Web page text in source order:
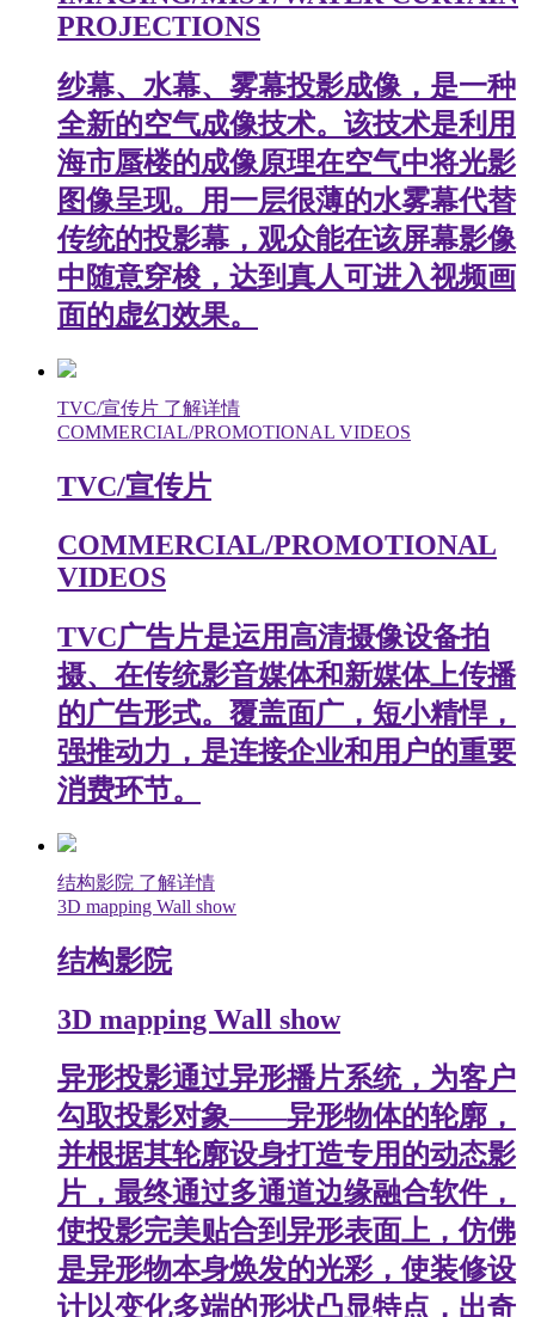
PROJECTIONS
纱幕、水幕、雾幕投影成像，是一种
全新的空气成像技术。该技术是利用
海市蜃楼的成像原理在空气中将光影
图像呈现。用一层很薄的水雾幕代替
传统的投影幕，观众能在该屏幕影像
中随意穿梭，达到真人可进入视频画
面的虚幻效果。
TVC/宣传片 了解详情
COMMERCIAL/PROMOTIONAL VIDEOS
TVC/宣传片
COMMERCIAL/PROMOTIONAL
VIDEOS
TVC广告片是运用高清摄像设备拍
摄、在传统影音媒体和新媒体上传播
的广告形式。覆盖面广，短小精悍，
强推动力，是连接企业和用户的重要
消费环节。
结构影院 了解详情
3D mapping Wall show
结构影院
3D mapping Wall show
异形投影通过异形播片系统，为客户
勾取投影对象——异形物体的轮廓，
并根据其轮廓设身打造专用的动态影
片，最终通过多通道边缘融合软件，
使投影完美贴合到异形表面上，仿佛
是异形物本身焕发的光彩，使装修设
计以变化多端的形状凸显特点，出奇